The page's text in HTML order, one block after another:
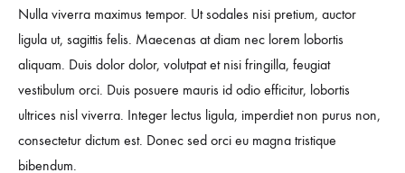
Nulla viverra maximus tempor. Ut sodales nisi pretium, auctor
ligula ut, sagittis felis. Maecenas at diam nec lorem lobortis
aliquam. Duis dolor dolor, volutpat et nisi fringilla, feugiat
vestibulum orci. Duis posuere mauris id odio efficitur, lobortis
ultrices nisl viverra. Integer lectus ligula, imperdiet non purus non,
consectetur dictum est. Donec sed orci eu magna tristique
bibendum.